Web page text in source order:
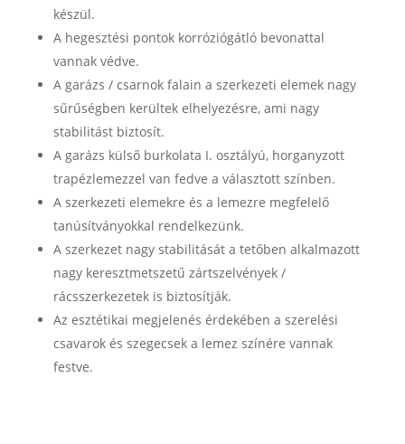
készül.
A hegesztési pontok korróziógátló bevonattal
vannak védve.
A garázs / csarnok falain a szerkezeti elemek nagy
sűrűségben kerültek elhelyezésre, ami nagy
stabilitást biztosít.
A garázs külső burkolata I. osztályú, horganyzott
trapézlemezzel van fedve a választott színben.
A szerkezeti elemekre és a lemezre megfelelő
tanúsítványokkal rendelkezünk.
A szerkezet nagy stabilitását a tetőben alkalmazott
nagy keresztmetszetű zártszelvények /
rácsszerkezetek is biztosítják.
Az esztétikai megjelenés érdekében a szerelési
csavarok és szegecsek a lemez színére vannak
festve.